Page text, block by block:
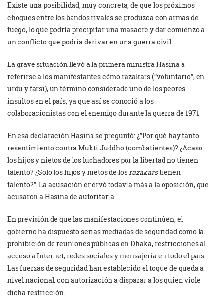
Existe una posibilidad, muy concreta, de que los próximos
choques entre los bandos rivales se produzca con armas de
fuego, lo que podría precipitar una masacre y dar comienzo a
un conflicto que podría derivar en una guerra civil.
La grave situación llevó a la primera ministra Hasina a
referirse a los manifestantes cómo razakars (“voluntario”, en
urdu y farsi), un término considerado uno de los peores
insultos en el país, ya que así se conoció a los
colaboracionistas con el enemigo durante la guerra de 1971.
En esa declaración Hasina se preguntó: ¿”Por qué hay tanto
resentimiento contra Mukti Juddho (combatientes)? ¿Acaso
los hijos y nietos de los luchadores por la libertad no tienen
talento? ¿Solo los hijos y nietos de losrazakarstienen
talento?”. La acusación enervó todavía más a la oposición, que
acusaron a Hasina de autoritaria.
En previsión de que las manifestaciones continúen, el
gobierno ha dispuesto serias mediadas de seguridad como la
prohibición de reuniones públicas en Dhaka, restricciones al
acceso a Internet, redes sociales y mensajería en todo el país.
Las fuerzas de seguridad han establecido el toque de queda a
nivel nacional, con autorización a disparar a los quien viole
dicha restricción.